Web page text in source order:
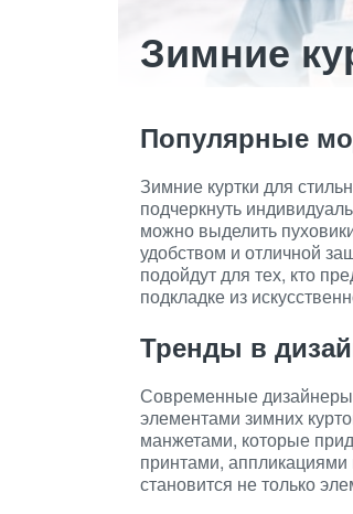
Зимние
Популярные
Зимние куртки для
подчеркнуть
можно выделить
удобством и отличной
подойдут для тех, кто
подкладке из
Тренды в
Современные дизайнеры
элементами зимних
манжетами, которые
принтами,
становится не только